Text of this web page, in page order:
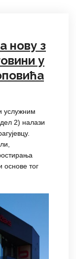
нову з
у
услужним
2) налази
основе тог